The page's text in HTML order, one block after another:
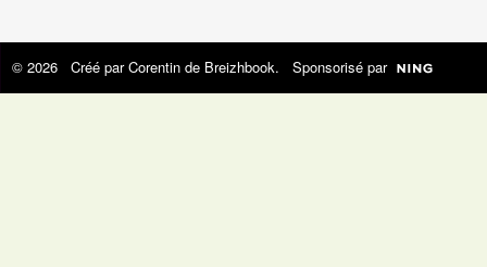
© 2026 Créé parCorentin de Breizhbook. Sponsorisé par